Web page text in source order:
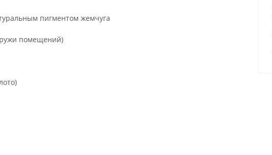
пигментом жемчуга
помещений)